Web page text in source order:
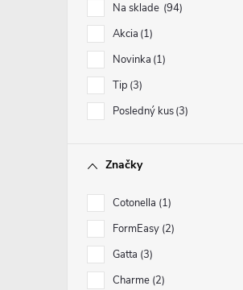
Na sklade 94
Akcia 1
Novinka 1
Tip 3
Posledný kus 3
Značky
Cotonella 1
FormEasy 2
Gatta 3
Charme 2